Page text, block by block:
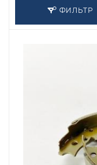
ФИЛЬТР